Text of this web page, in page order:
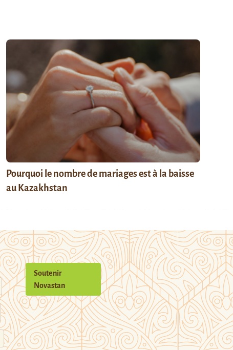
Pourquoi le nombre de mariages est à la baisse
au Kazakhstan
Soutenir
Novastan